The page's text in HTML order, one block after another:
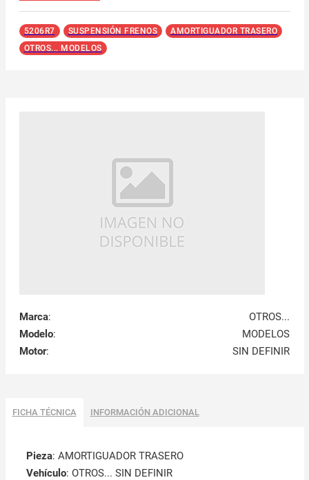
5206R7 SUSPENSIÓN FRENOS
AMORTIGUADOR TRASERO
OTROS... MODELOS
Marca:
OTROS...
Modelo:
MODELOS
Motor: SIN DEFINIR
FICHA TÉCNICA INFORMACIÓN ADICIONAL
Pieza: AMORTIGUADOR TRASERO
Vehículo: OTROS... SIN DEFINIR